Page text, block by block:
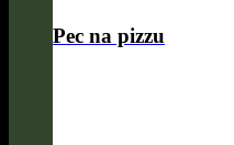
Pec na pizzu